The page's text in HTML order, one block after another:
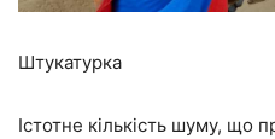
Штукатурка
Істотне кількість шуму, що